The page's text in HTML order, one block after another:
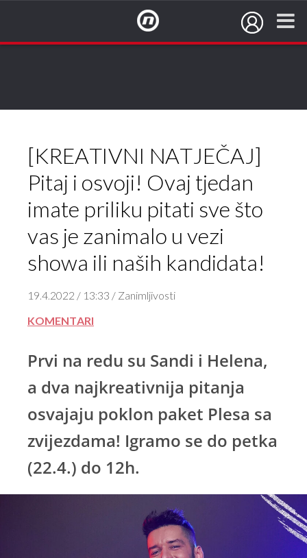
[KREATIVNI NATJEČAJ]
Pitaj i osvoji! Ovaj tjedan
imate priliku pitati sve što
vas je zanimalo u vezi
showa ili naših kandidata!
19.4.2022 / 13:33 / Zanimljivosti
KOMENTARI
Prvi na redu su Sandi i Helena,
a dva najkreativnija pitanja
osvajaju poklon paket Plesa sa
zvijezdama! Igramo se do petka
(22.4.) do 12h.